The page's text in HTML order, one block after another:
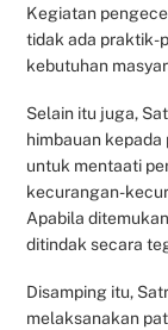
Kegiatan
tidak ada praktik-
kebutuhan
Selain itu juga,
himbauan kepada
untuk mentaati
kecurangan-
Apabila
ditindak secara
Disamping itu,
melaksanakan